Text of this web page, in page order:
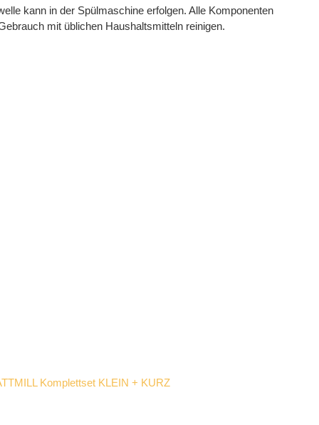
kann in der Spülmaschine erfolgen. Alle Komponenten
mit üblichen Haushaltsmitteln reinigen.
Komplettset KLEIN + KURZ